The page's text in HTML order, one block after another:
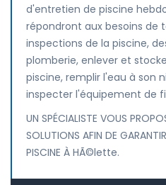
d'entretien de piscine
répondront aux besoins de
inspections de la piscine,
plomberie, enlever et
piscine, remplir l'eau à son
inspecter l'équipement de
UN SPÉCIALISTE VOUS
SOLUTIONS AFIN DE
PISCINE À HÃ©lette.